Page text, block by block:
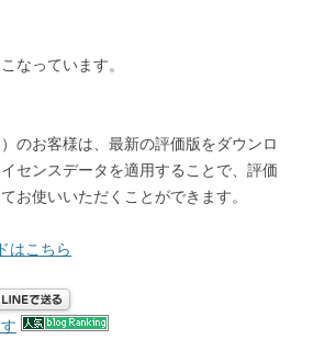
なっています。
のお客様は、最新の評価版をダウンロ
センスデータを適用することで、評価
お使いいただくことができます。
はこちら